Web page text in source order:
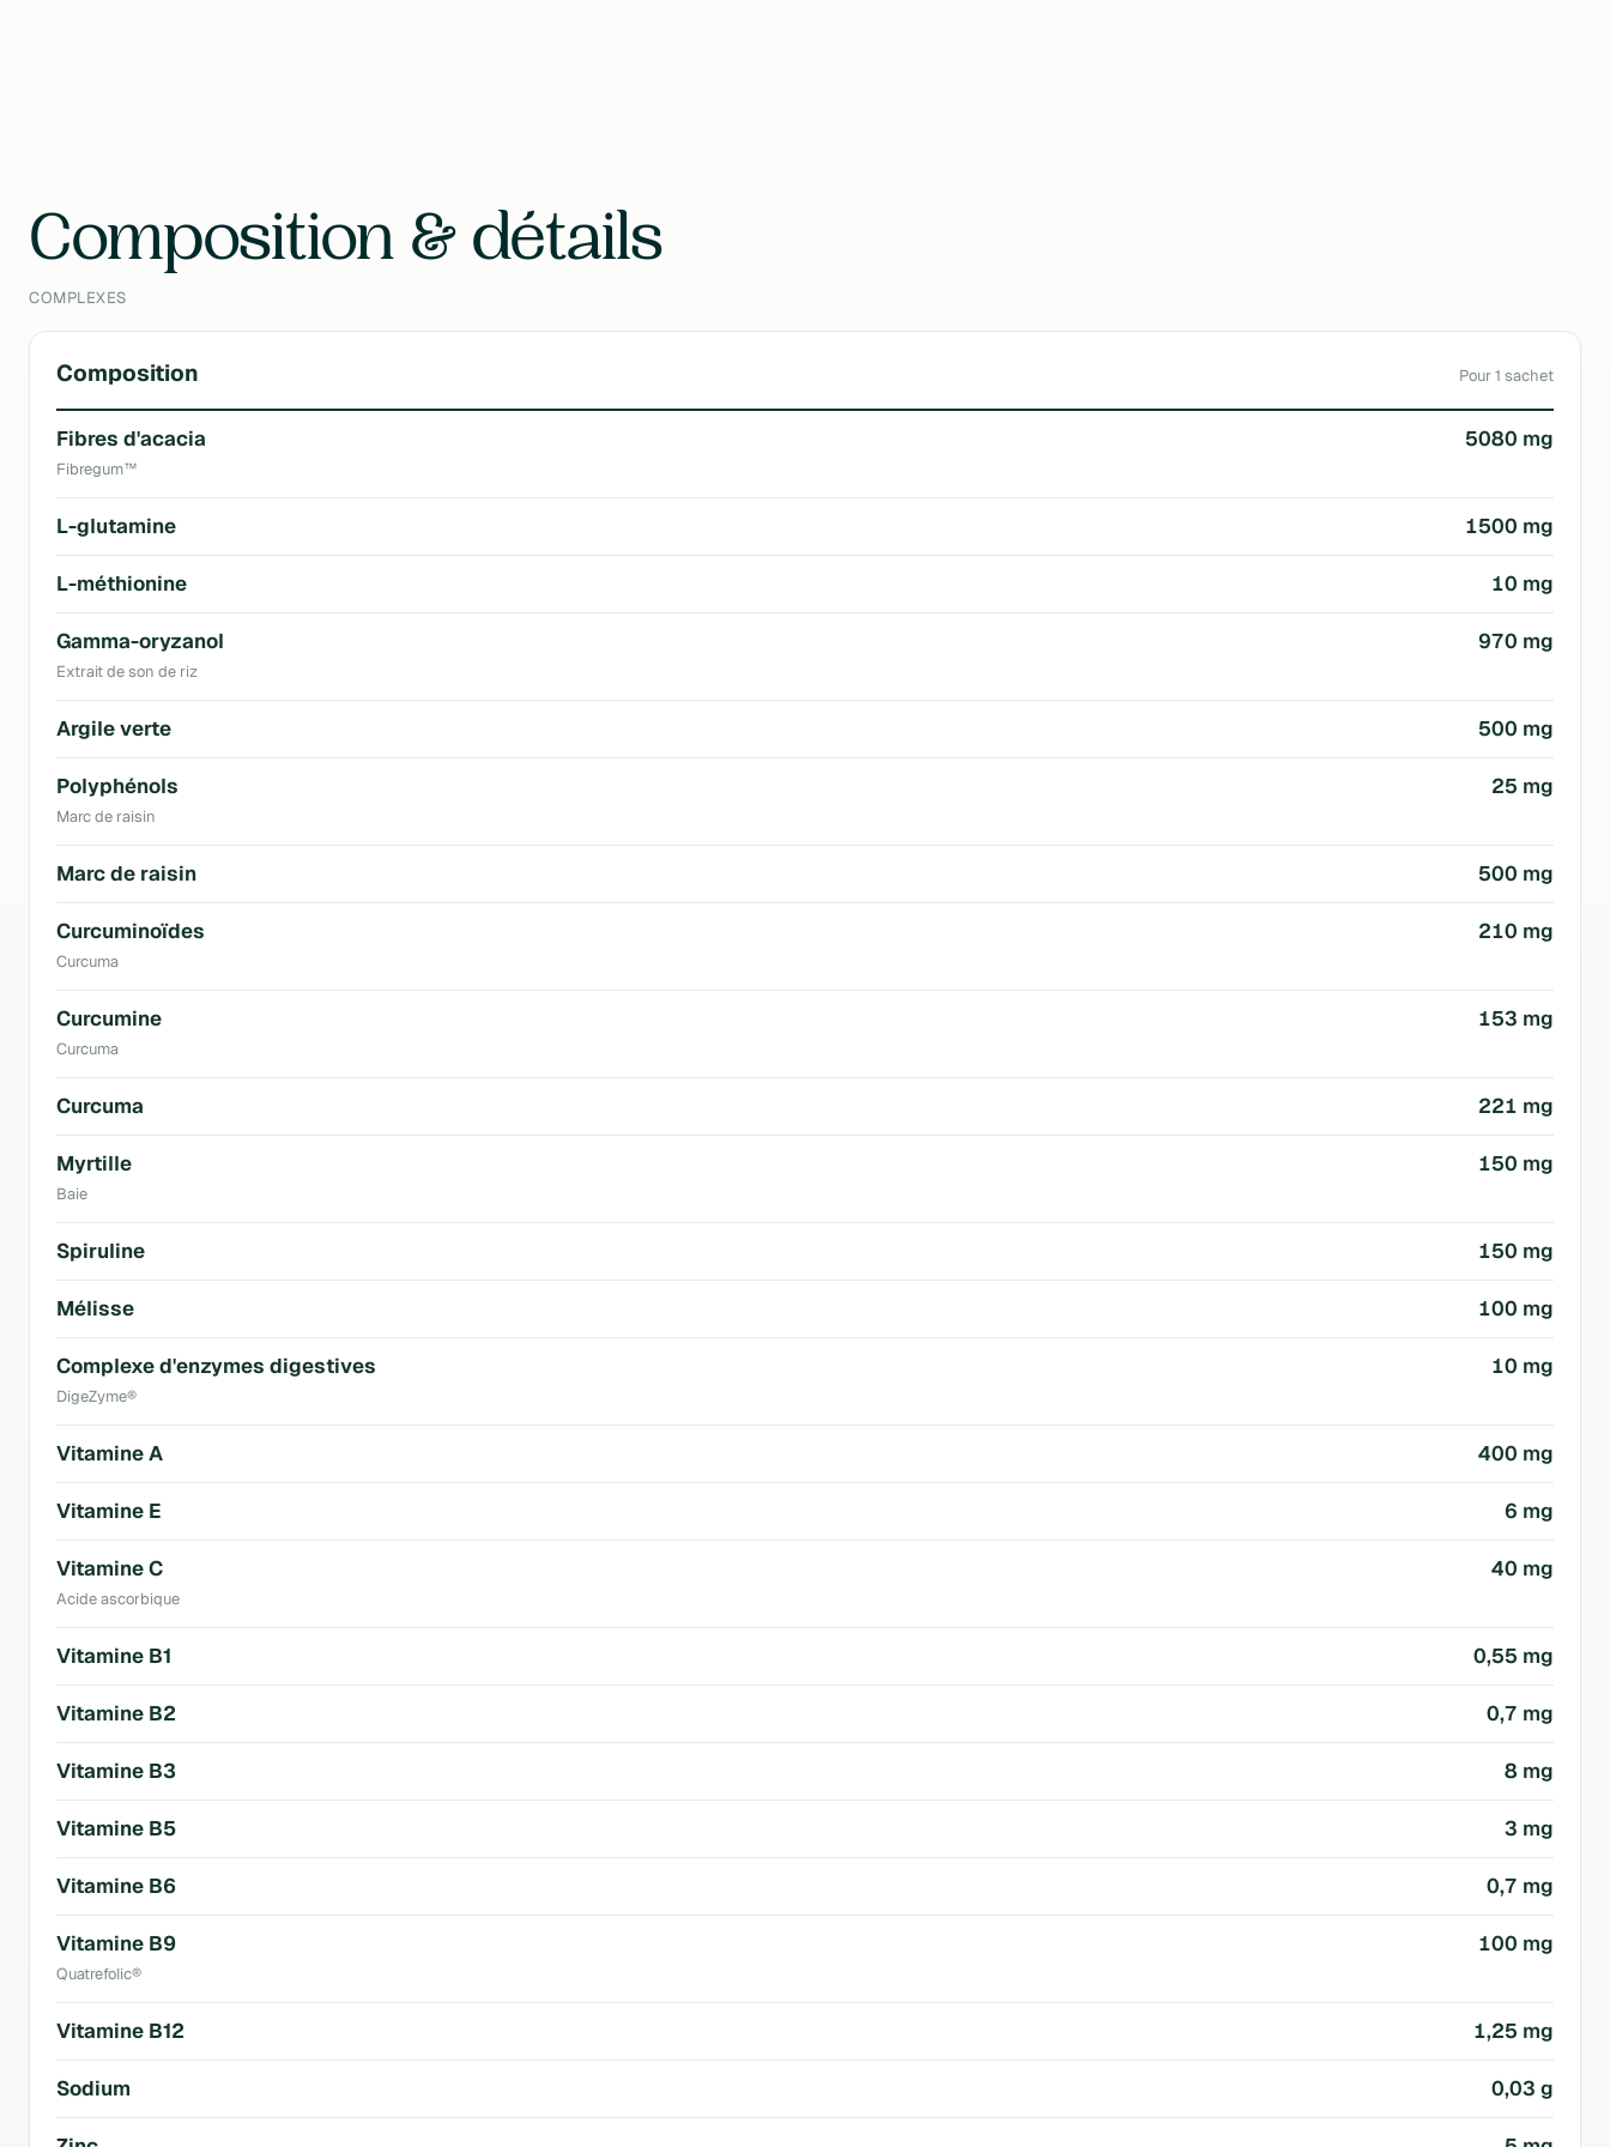
Composition & détails
COMPLEXES
Composition Pour 1 sachet
Fibres d'acacia
Fibregum™
5080 mg
L-glutamine 1500 mg
L-méthionine 10 mg
Gamma-oryzanol
Extrait de son de riz
970 mg
Argile verte 500 mg
Polyphénols
Marc de raisin
25 mg
Marc de raisin 500 mg
Curcuminoïdes
Curcuma
210 mg
Curcumine
Curcuma
153 mg
Curcuma 221 mg
Myrtille
Baie
150 mg
Spiruline 150 mg
Mélisse 100 mg
Complexe d'enzymes digestives
DigeZyme®
10 mg
Vitamine A 400 mg
Vitamine E 6 mg
Vitamine C
Acide ascorbique
40 mg
Vitamine B1 0,55 mg
Vitamine B2 0,7 mg
Vitamine B3 8 mg
Vitamine B5 3 mg
Vitamine B6 0,7 mg
Vitamine B9
Quatrefolic®
100 mg
Vitamine B12 1,25 mg
Sodium 0,03 g